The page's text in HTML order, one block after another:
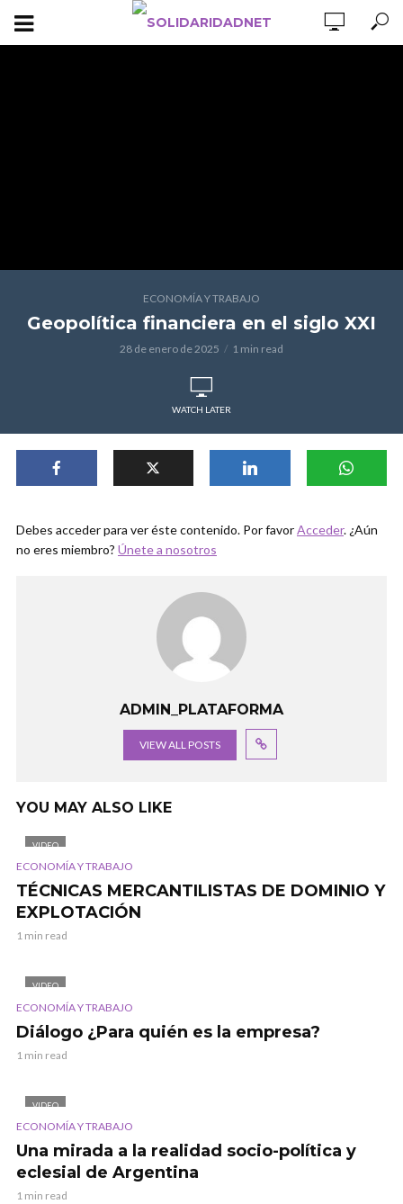
ECONOMÍA Y TRABAJO
Geopolítica financiera en el siglo XXI
28 de enero de 2025 1 min read
WATCH LATER
Debes acceder para ver éste contenido. Por favorAcceder. ¿Aún
no eres miembro? Únete a nosotros
ADMIN_PLATAFORMA
VIEW ALL POSTS
YOU MAY ALSO LIKE
VIDEO
ECONOMÍA Y TRABAJO
TÉCNICAS MERCANTILISTAS DE DOMINIO Y
EXPLOTACIÓN
1 min read
VIDEO
ECONOMÍA Y TRABAJO
Diálogo ¿Para quién es la empresa?
1 min read
VIDEO
ECONOMÍA Y TRABAJO
Una mirada a la realidad socio-política y
eclesial de Argentina
1 min read